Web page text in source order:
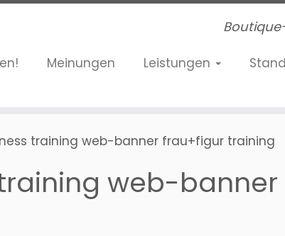
Meinungen Leistungen
training web-banner frau+figur training
web-banner